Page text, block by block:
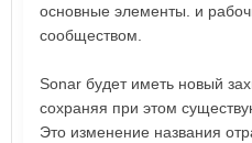
основные элементы. и
сообществом.
Sonar будет иметь новый
сохраняя при этом
Это изменение названия